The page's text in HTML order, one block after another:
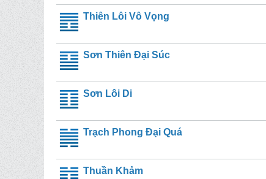
Thiên Lôi Vô Vọng
Sơn Thiên Đại Súc
Sơn Lôi Di
Trạch Phong Đại Quá
Thuần Khảm